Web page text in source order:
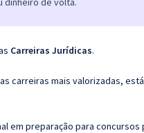
Carreiras Jurídicas.
carreiras mais valorizadas,
em preparação para